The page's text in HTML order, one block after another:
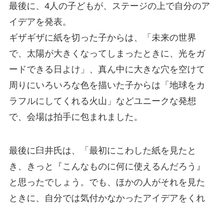
最後に、4人の子どもが、ステージの上で自分のア
イデアを発表。
ギザギザに紙を切った子からは、「未来の世界
で、太陽が大きくなってしまったときに、光をガ
ードできる日よけ」、真ん中に大きな穴を空けて
周りにいろいろな色を描いた子からは「地球をカ
ラフルにしてくれる火山」などユニークな発想
で、会場は拍手に包まれました。
最後に臼井氏は、「最初にこわした紙を見たと
き、きっと『こんなものに何に使えるんだろう』
と思ったでしょう。でも、ほかの人がそれを見た
ときに、自分では気付かなかったアイデアをくれ